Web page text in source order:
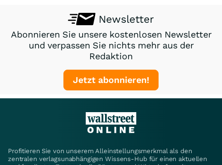
Newsletter
Abonnieren Sie unsere kostenlosen Newsletter
und verpassen Sie nichts mehr aus der
Redaktion
Jetzt abonnieren!
Profitieren Sie von unserem Alleinstellungsmerkmal als den
zentralen verlagsunabhängigen Wissens-Hub für einen aktuellen